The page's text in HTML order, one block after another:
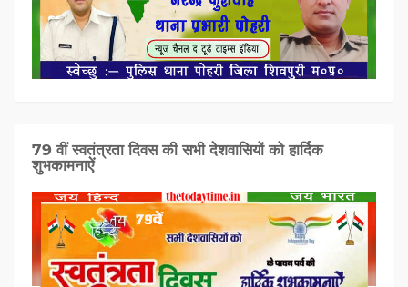
79 वीं स्वतंत्रता दिवस की सभी देशवासियों को हार्दिक
शुभकामनाऐं